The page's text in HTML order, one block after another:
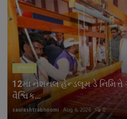
ગુજરાત
12મા નેશનલ હેન્ડલૂમ ડે
વૈશ્વિક...
saurashtrabhoomi Aug 6, 2026 0